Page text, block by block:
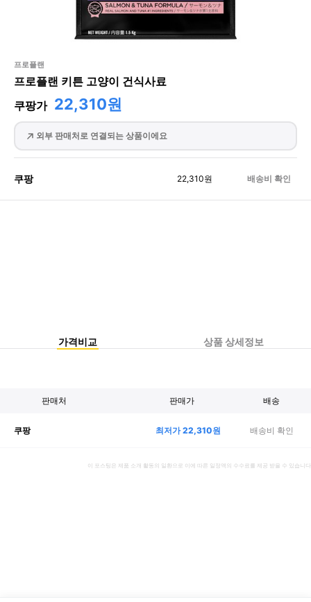
프로플랜
프로플랜 키튼 고양이 건식사료
쿠팡가 22,310원
외부 판매처로 연결되는 상품이에요
쿠팡 22,310원 배송비 확인
가격비교 상품 상세정보
판매처 판매가 배송
쿠팡 최저가22,310원 배송비 확인
이 포스팅은 제품 소개 활동의 일환으로 이에 따른 일정액의 수수료를 제공 받을 수 있습니다